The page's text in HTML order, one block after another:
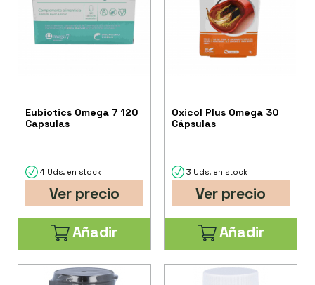
Eubiotics Omega 7 120
Capsulas
4 Uds. en stock
Ver precio
Añadir
Oxicol Plus Omega 30
Cápsulas
3 Uds. en stock
Ver precio
Añadir